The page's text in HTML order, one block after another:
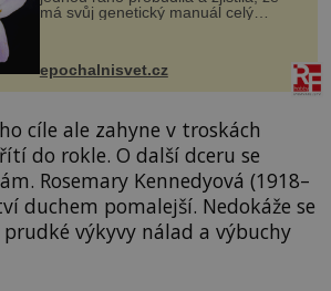
má svůj genetický manuál celý
vstupenka...
epochalnisvet.cz
cíle ale zahyne v troskách
do rokle. O další dceru se
Rosemary Kennedyová (1918–
duchem pomalejší. Nedokáže se
výkyvy nálad a výbuchy